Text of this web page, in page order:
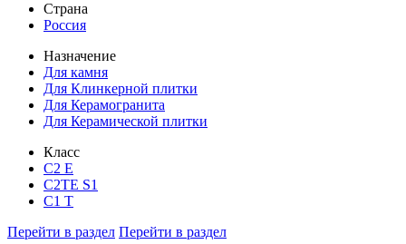
Страна
Россия
Назначение
Для камня
Для Клинкерной плитки
Для Керамогранита
Для Керамической плитки
Класс
С2 Е
C2TE S1
C1 T
Перейти в раздел Перейти в раздел